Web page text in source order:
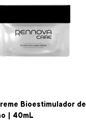
Bioestimulador de
| 40mL